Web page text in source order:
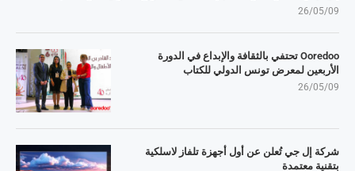
26/05/09
Ooredoo تحتفي بالثقافة والإبداع في الدورة
الأربعين لمعرض تونس الدولي للكتاب
26/05/09
شركة إل جي تُعلن عن أول أجهزة تلفاز لاسلكية
بتقنية معتمدة